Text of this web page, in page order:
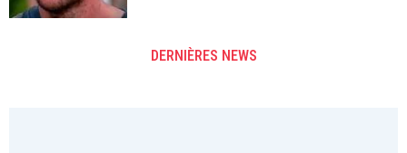
DERNIÈRES NEWS